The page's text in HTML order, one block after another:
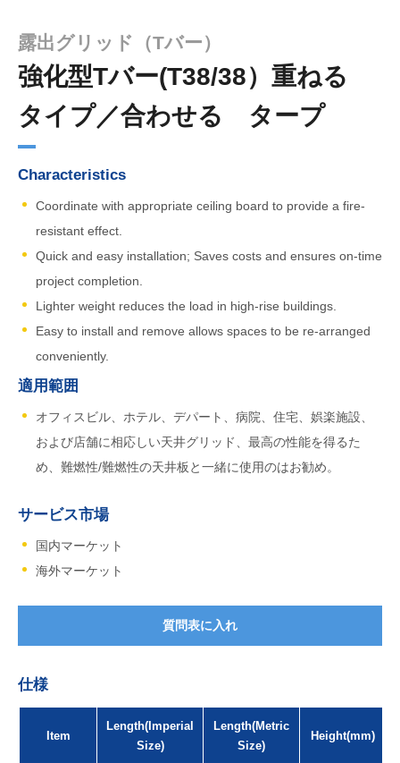
露出グリッド（Tバー）
強化型Tバー(T38/38）重ねる
タイプ／合わせる タープ
Characteristics
Coordinate with appropriate ceiling board to provide a fire-
resistant effect.
Quick and easy installation; Saves costs and ensures on-time
project completion.
Lighter weight reduces the load in high-rise buildings.
Easy to install and remove allows spaces to be re-arranged
conveniently.
適用範囲
オフィスビル、ホテル、デパート、病院、住宅、娯楽施設、
および店舗に相応しい天井グリッド、最高の性能を得るた
め、難燃性/難燃性の天井板と一緒に使用のはお勧め。
サービス市場
国内マーケット
海外マーケット
質問表に入れ
仕様
Item
Length(Imperial
Size)
Length(Metric
Size)
Height(mm)